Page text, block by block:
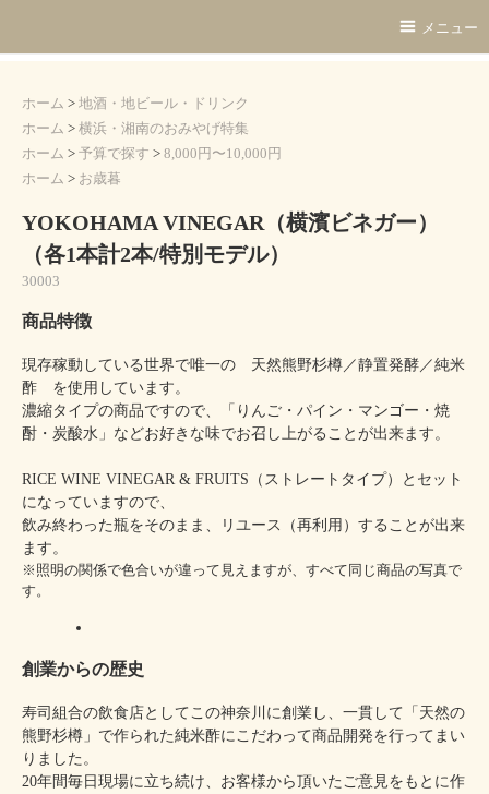
メニュー
ホーム > 地酒・地ビール・ドリンク
ホーム > 横浜・湘南のおみやげ特集
ホーム > 予算で探す > 8,000円〜10,000円
ホーム > お歳暮
YOKOHAMA VINEGAR（横濱ビネガー）
（各1本計2本/特別モデル）
30003
商品特徴
現存稼動している世界で唯一の 天然熊野杉樽／静置発酵／純米
酢 を使用しています。
濃縮タイプの商品ですので、「りんご・パイン・マンゴー・焼
酎・炭酸水」などお好きな味でお召し上がることが出来ます。
RICE WINE VINEGAR & FRUITS（ストレートタイプ）とセット
になっていますので、
飲み終わった瓶をそのまま、リユース（再利用）することが出来
ます。
※照明の関係で色合いが違って見えますが、すべて同じ商品の写真で
す。
創業からの歴史
寿司組合の飲食店としてこの神奈川に創業し、一貫して「天然の
熊野杉樽」で作られた純米酢にこだわって商品開発を行ってまい
りました。
20年間毎日現場に立ち続け、お客様から頂いたご意見をもとに作